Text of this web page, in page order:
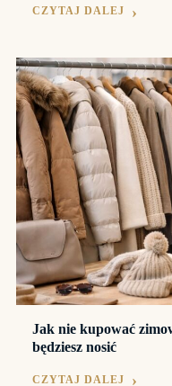
CZYTAJ DALEJ
Jak nie kupować
będziesz nosić
CZYTAJ DALEJ